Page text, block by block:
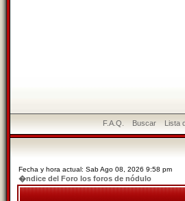
F.A.Q. Buscar Lista
Fecha y hora actual: Sab Ago 08, 2026 9:58 pm
�ndice del Foro los foros de nódulo